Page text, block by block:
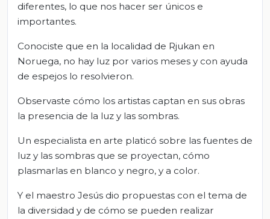
diferentes, lo que nos hacer ser únicos e
importantes.
Conociste que en la localidad de Rjukan en
Noruega, no hay luz por varios meses y con ayuda
de espejos lo resolvieron.
Observaste cómo los artistas captan en sus obras
la presencia de la luz y las sombras.
Un especialista en arte platicó sobre las fuentes de
luz y las sombras que se proyectan, cómo
plasmarlas en blanco y negro, y a color.
Y el maestro Jesús dio propuestas con el tema de
la diversidad y de cómo se pueden realizar